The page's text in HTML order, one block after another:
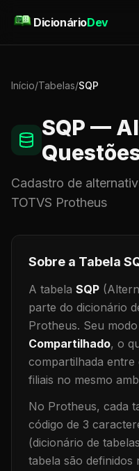
DicionárioDev
Início/Tabelas/SQP
SQP —
Cadastro de
TOTVS Protheus
Sobre a Tabela
A tabela SQP
parte do dicionário
Protheus. Seu
Compartilhado, o
compartilhada entre
filiais no mesmo
No Protheus, cada
código de 3
(dicionário de
tabela são definidos